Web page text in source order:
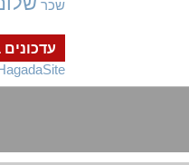
עדכונים
שכר